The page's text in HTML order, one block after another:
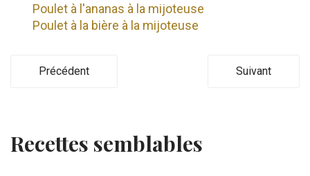
Poulet à l'ananas à la mijoteuse
Poulet à la bière à la mijoteuse
Précédent Suivant
Recettes semblables